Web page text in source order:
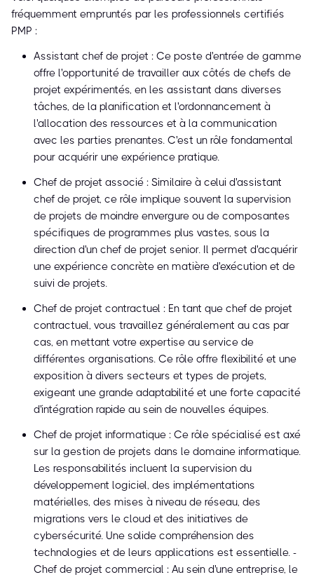
fréquemment empruntés par les professionnels certifiés
PMP :
Assistant chef de projet : Ce poste d'entrée de gamme
offre l'opportunité de travailler aux côtés de chefs de
projet expérimentés, en les assistant dans diverses
tâches, de la planification et l'ordonnancement à
l'allocation des ressources et à la communication
avec les parties prenantes. C'est un rôle fondamental
pour acquérir une expérience pratique.
Chef de projet associé : Similaire à celui d'assistant
chef de projet, ce rôle implique souvent la supervision
de projets de moindre envergure ou de composantes
spécifiques de programmes plus vastes, sous la
direction d'un chef de projet senior. Il permet d'acquérir
une expérience concrète en matière d'exécution et de
suivi de projets.
Chef de projet contractuel : En tant que chef de projet
contractuel, vous travaillez généralement au cas par
cas, en mettant votre expertise au service de
différentes organisations. Ce rôle offre flexibilité et une
exposition à divers secteurs et types de projets,
exigeant une grande adaptabilité et une forte capacité
d'intégration rapide au sein de nouvelles équipes.
Chef de projet informatique : Ce rôle spécialisé est axé
sur la gestion de projets dans le domaine informatique.
Les responsabilités incluent la supervision du
développement logiciel, des implémentations
matérielles, des mises à niveau de réseau, des
migrations vers le cloud et des initiatives de
cybersécurité. Une solide compréhension des
technologies et de leurs applications est essentielle. -
Chef de projet commercial : Au sein d'une entreprise, le